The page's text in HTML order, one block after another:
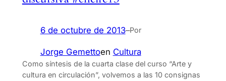
6 de octubre de 2013–Por
Jorge Gemettoen Cultura
Como síntesis de la cuarta clase del curso “Arte y
cultura en circulación”, volvemos a las 10 consignas